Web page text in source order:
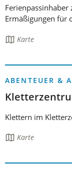
Ermäßigungen für
Die Karte
ABENTEUER &
Klettern im
Die Karte